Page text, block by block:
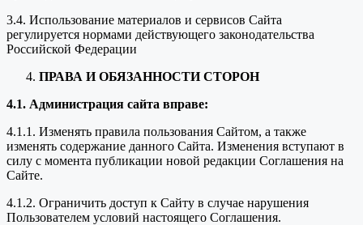
3.4. Использование материалов и сервисов Сайта
регулируется нормами действующего законодательства
Российской Федерации
ПРАВА И ОБЯЗАННОСТИ СТОРОН
4.1. Администрация сайта вправе:
4.1.1. Изменять правила пользования Сайтом, а также
изменять содержание данного Сайта. Изменения вступают в
силу с момента публикации новой редакции Соглашения на
Сайте.
4.1.2. Ограничить доступ к Сайту в случае нарушения
Пользователем условий настоящего Соглашения.